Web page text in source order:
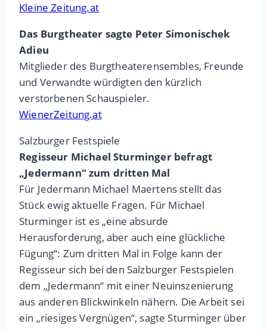
Kleine Zeitung.at
Das Burgtheater sagte Peter Simonischek
Adieu
Mitglieder des Burgtheaterensembles, Freunde
und Verwandte würdigten den kürzlich
verstorbenen Schauspieler.
WienerZeitung.at
Salzburger Festspiele
Regisseur Michael Sturminger befragt
„Jedermann“ zum dritten Mal
Für Jedermann Michael Maertens stellt das
Stück ewig aktuelle Fragen. Für Michael
Sturminger ist es „eine absurde
Herausforderung, aber auch eine glückliche
Fügung“: Zum dritten Mal in Folge kann der
Regisseur sich bei den Salzburger Festspielen
dem „Jedermann“ mit einer Neuinszenierung
aus anderen Blickwinkeln nähern. Die Arbeit sei
ein „riesiges Vergnügen“, sagte Sturminger über